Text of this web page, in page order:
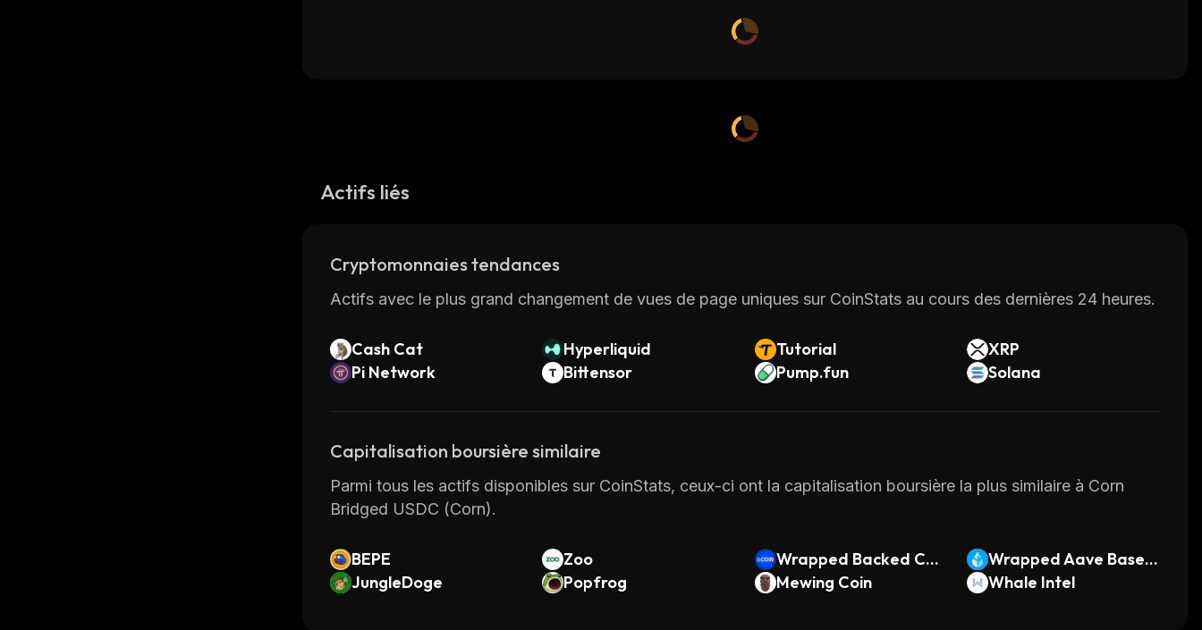
Actifs liés
Cryptomonnaies tendances
Actifs avec le plus grand changement de vues de page uniques sur CoinStats au cours des dernières 24 heures.
Cash Cat Hyperliquid Tutorial
XRP
Pi Network
Bittensor Pump.fun Solana
Capitalisation boursière similaire
Parmi tous les actifs disponibles sur CoinStats, ceux-ci ont la capitalisation boursière la plus similaire à Corn
Bridged USDC (Corn).
BEPE Zoo
Wrapped Backed Coin
base Global
Wrapped Aave Base
wstETH
JungleDoge Popfrog Mewing Coin Whale Intel